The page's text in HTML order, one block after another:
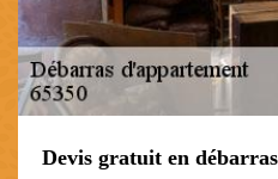
Devis gratuit en